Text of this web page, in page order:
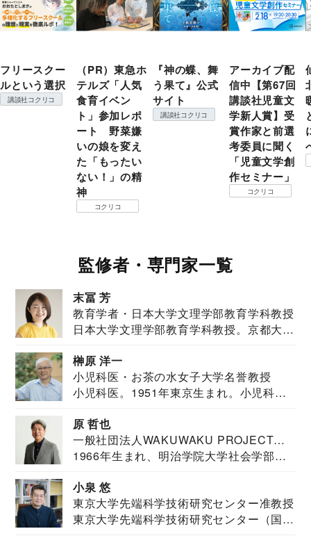
フリースクー
ルという選択
講談社コクリコ
（PR）東急ホ
テルズ「人気
食育イベン
ト」参加レポ
ート 野菜嫌
いの娘を変え
た「もったい
ない！」の精
神
コクリコ
『神の蝶、舞
う果て』公式
サイト
講談社コクリコ
アーカイブ配
信中【第67回
講談社児童文
学新人賞】受
賞作家と前選
考委員に聞く
「児童文学創
作セミナー」
コクリコ
監修者・専門家一覧
末冨 芳
教育学者・日本大学文理学部教育学科教授
日本大学文理学部教育学科教授。京都大学
榊原 洋一
小児科医・お茶の水女子大学名誉教授
小児科医。1951年東京生まれ。小児科
原 哲也
一般社団法人WAKUWAKU PROJECT
JAPAN代表・言語聴覚士・社会福祉士
1966年生まれ、明治学院大学社会学部福
小泉 悠
東京大学先端科学技術研究センター准教授
東京大学先端科学技術研究センター（国際